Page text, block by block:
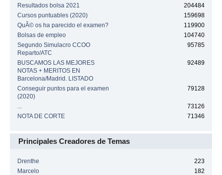
Resultados bolsa 2021
204484
Cursos puntuables (2020)
159698
QuÃ© os ha parecido el examen?
119900
Bolsas de empleo
104740
Segundo Simulacro CCOO
Reparto/ATC
95785
BUSCAMOS LAS MEJORES
NOTAS + MERITOS EN
Barcelona/Madrid. LISTADO
92489
Conseguir puntos para el examen
(2020)
79128
...
73126
NOTA DE CORTE
71346
Principales Creadores de Temas
Drenthe
223
Marcelo
182